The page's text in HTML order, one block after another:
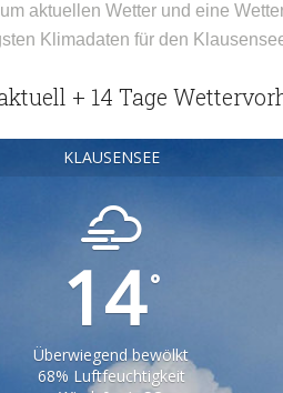
aktuellen Wetter und eine
Klimadaten für den
+ 14 Tage
KLAUSENSEE
14°
Überwiegend bewölkt
68% Luftfeuchtigkeit